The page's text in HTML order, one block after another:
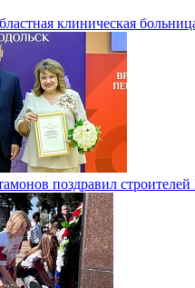
клиническая
поздравил